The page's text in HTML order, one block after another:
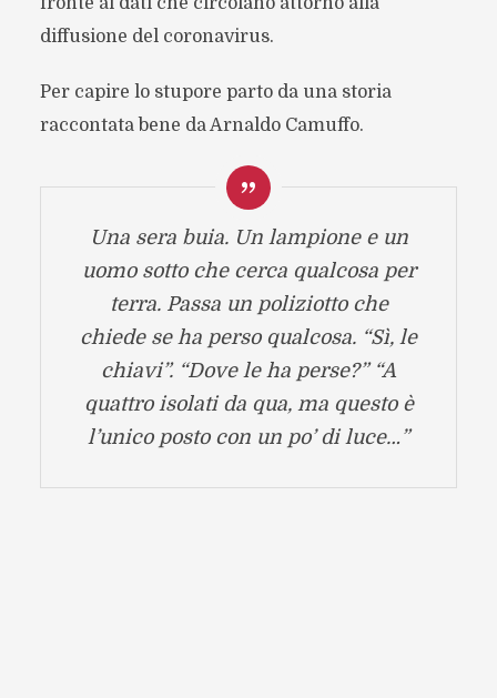
diffusione del coronavirus.
Per capire lo stupore parto da una storia
raccontata bene da Arnaldo Camuffo.
Una sera buia. Un lampione e un
uomo sotto che cerca qualcosa per
terra. Passa un poliziotto che
chiede se ha perso qualcosa. “Sì, le
chiavi”. “Dove le ha perse?” “A
quattro isolati da qua, ma questo è
l’unico posto con un po’ di luce…”